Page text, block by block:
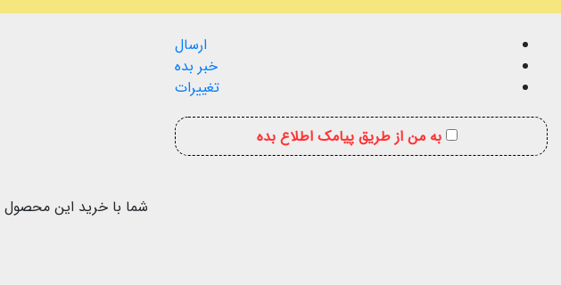
ارسال
خبر بده
تغییرات
به من از طریق پیامک اطلاع بده
شما با خرید این محصول